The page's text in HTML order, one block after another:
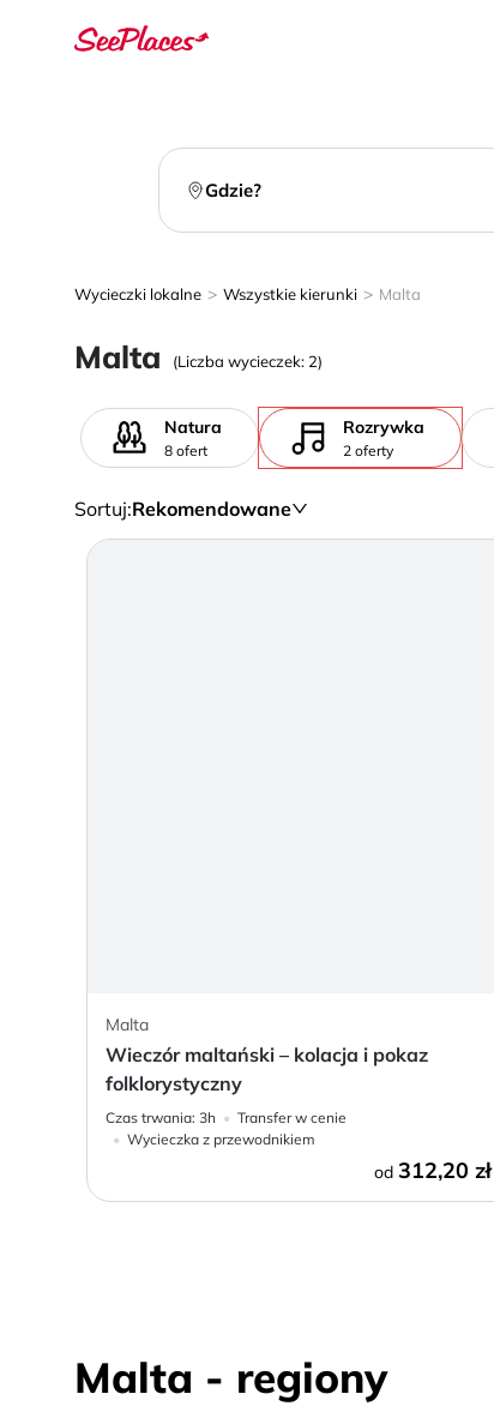
Gdzie?
Wycieczki lokalne > Wszystkie kierunki > Malta
Malta (Liczba wycieczek: 2)
Natura
8 ofert
Rozrywka
2 oferty
Sortuj:Rekomendowane
Malta
Wieczór maltański – kolacja i pokaz
folklorystyczny
Czas trwania: 3h
Transfer w cenie
Wycieczka z przewodnikiem
od312,20 zł
Malta - regiony